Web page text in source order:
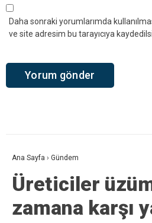
Daha sonraki yorumlarımda
ve site adresim bu tarayıcıya
Ana Sayfa › Gündem
Üreticiler
zamana karşı